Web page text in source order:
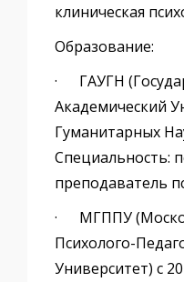
клиническая
Образование:
· ГАУГН
Академический
Гуманитарных
Специальность:
преподаватель
· МГППУ
Психолого-
Университет) с